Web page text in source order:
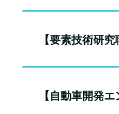
【要素技術研
【自動車開発